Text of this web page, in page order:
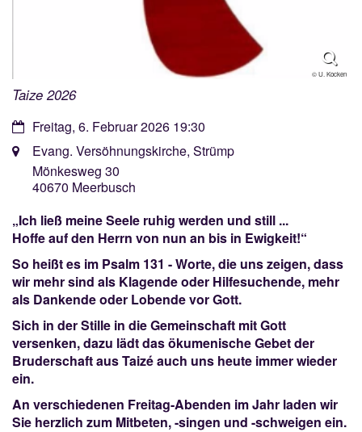
© U. Kocken
Taize 2026
Datum:Freitag, 6. Februar 2026 19:30
Ort: Evang. Versöhnungskirche, Strümp
Mönkesweg 30
40670 Meerbusch
„Ich ließ meine Seele ruhig werden und still ...
Hoffe auf den Herrn von nun an bis in Ewigkeit!“
So heißt es im Psalm 131 - Worte, die uns zeigen, dass
wir mehr sind als Klagende oder Hilfesuchende, mehr
als Dankende oder Lobende vor Gott.
Sich in der Stille in die Gemeinschaft mit Gott
versenken, dazu lädt das ökumenische Gebet der
Bruderschaft aus Taizé auch uns heute immer wieder
ein.
An verschiedenen Freitag-Abenden im Jahr laden wir
Sie herzlich zum Mitbeten, -singen und -schweigen ein.